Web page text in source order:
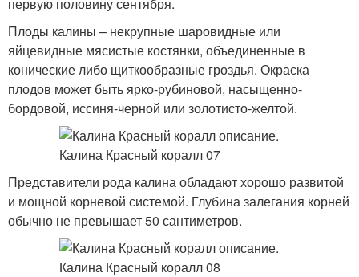
Плоды калины – некрупные шаровидные или
яйцевидные мясистые костянки, объединенные в
конические либо щиткообразные гроздья. Окраска
плодов может быть ярко-рубиновой, насыщенно-
бордовой, иссиня-черной или золотисто-желтой.
Представители рода калина обладают хорошо развитой
и мощной корневой системой. Глубина залегания корней
обычно не превышает 50 сантиметров.